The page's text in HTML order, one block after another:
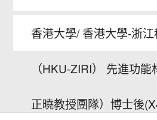
香港大學/ 香港大學-浙
（HKU-ZIRI） 先進功
正曉教授團隊）博士後